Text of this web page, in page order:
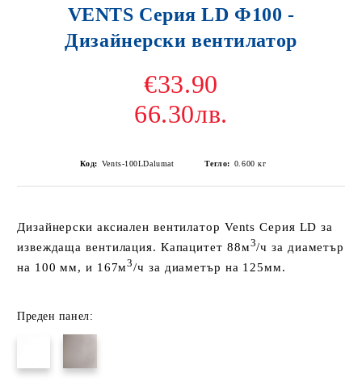
VENTS Серия LD Ф100 -
Дизайнерски вентилатор
€33.90
66.30лв.
Код: Vents-100LDalumat Тегло: 0.600 кг
Дизайнерски аксиален вентилатор Vents Серия LD за
извеждаща вентилация. Капацитет 88м3/ч за диаметър
на 100 мм, и 167м3/ч за диаметър на 125мм.
Преден панел: